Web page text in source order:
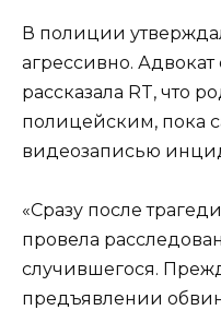
В полиции
агрессивно.
рассказала RT, что
полицейским, пока
видеозаписью
«Сразу после
провела
случившегося.
предъявлении